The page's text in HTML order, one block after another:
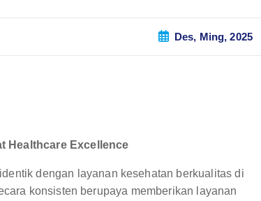
Des, Ming, 2025
Healthcare Excellence
dengan layanan kesehatan berkualitas di
konsisten berupaya memberikan layanan